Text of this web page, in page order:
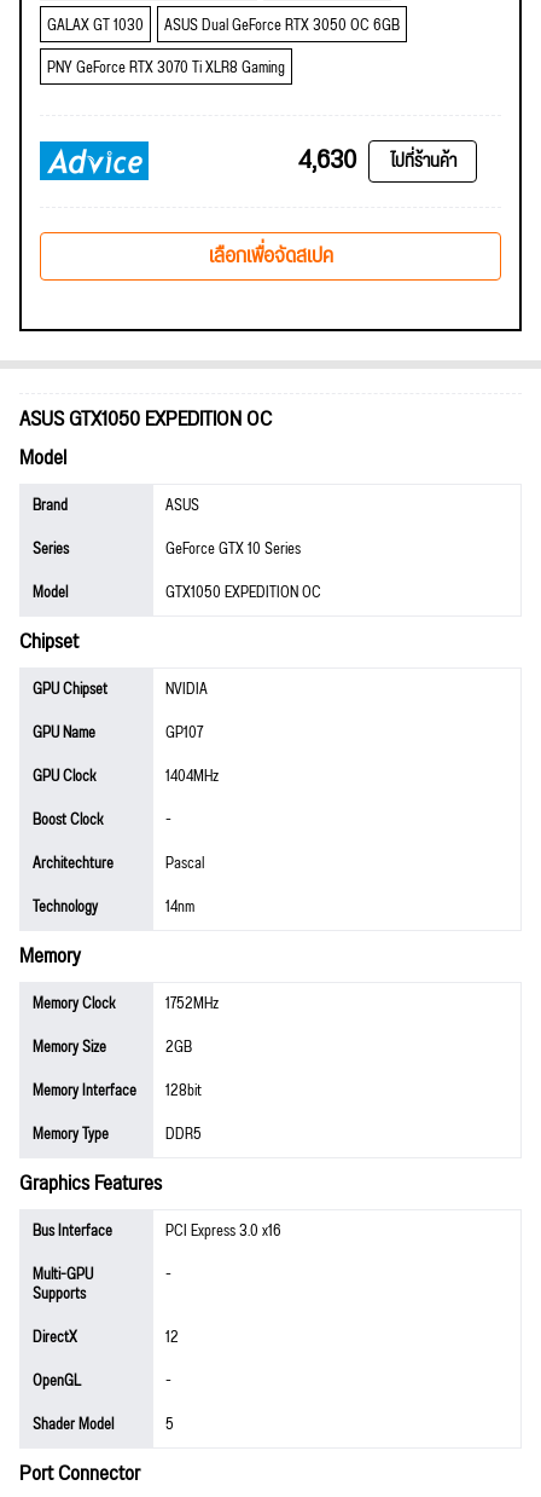
GALAX GT 1030
ASUS Dual GeForce RTX 3050 OC 6GB
PNY GeForce RTX 3070 Ti XLR8 Gaming
4,630 ไปที่ร้านค้า
เลือกเพื่อจัดสเปค
ASUS GTX1050 EXPEDITION OC
Model
Brand
ASUS
Series
GeForce GTX 10 Series
Model
GTX1050 EXPEDITION OC
Chipset
GPU Chipset
NVIDIA
GPU Name
GP107
GPU Clock
1404MHz
Boost Clock
-
Architechture
Pascal
Technology
14nm
Memory
Memory Clock
1752MHz
Memory Size
2GB
Memory Interface
128bit
Memory Type
DDR5
Graphics Features
Bus Interface
PCI Express 3.0 x16
Multi-GPU
Supports
-
DirectX
12
OpenGL
-
Shader Model
5
Port Connector